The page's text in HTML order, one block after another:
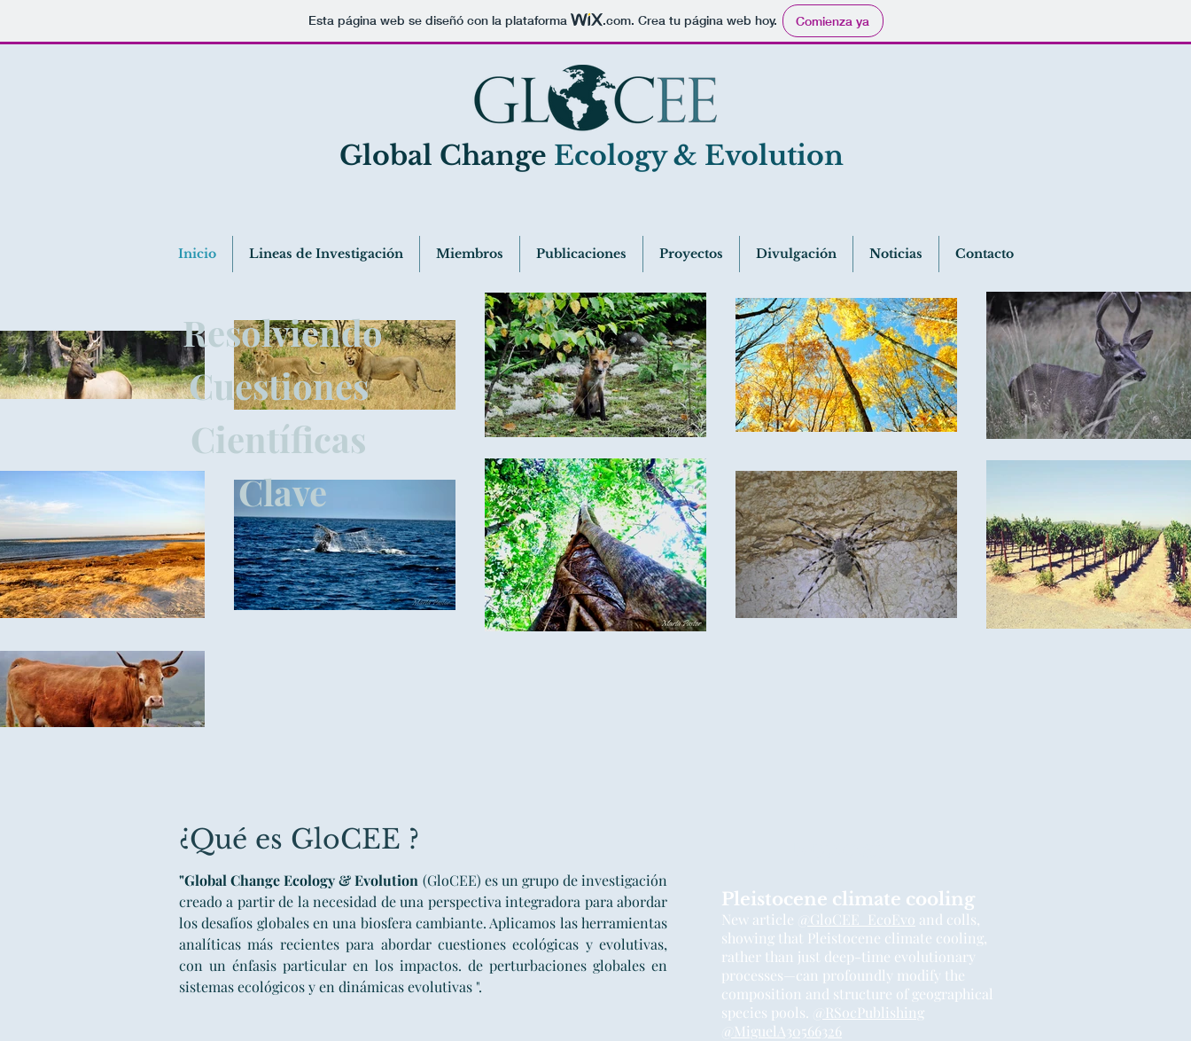
Esta página web se diseñó con la plataforma .com. Crea tu página web hoy. Comienza ya
Global Change Ecology & Evolution
Inicio Lineas de Investigación Miembros Publicaciones Proyectos Divulgación Noticias Contacto
Resolviendo
Cuestiones
Científicas
Clave
¿Qué es GloCEE ?
"Global Change Ecology & Evolution (GloCEE) es un grupo de investigación
creado a partir de la necesidad de una perspectiva integradora para abordar
los desafíos globales en una biosfera cambiante. Aplicamos las herramientas
analíticas más recientes para abordar cuestiones ecológicas y evolutivas,
con un énfasis particular en los impactos. de perturbaciones globales en
sistemas ecológicos y en dinámicas evolutivas ".
Pleistocene climate cooling
New article @GloCEE_EcoEvo and colls,
showing that Pleistocene climate cooling,
rather than just deep-time evolutionary
processes—can profoundly modify the
composition and structure of geographical
species pools.
@RSocPublishing
@MiguelA30566326